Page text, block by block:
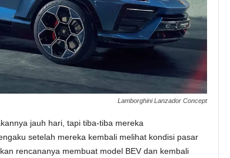
Lamborghini Lanzador Concept
jauh hari, tapi tiba-tiba mereka
setelah mereka kembali melihat kondisi pasar
rencananya membuat model BEV dan kembali